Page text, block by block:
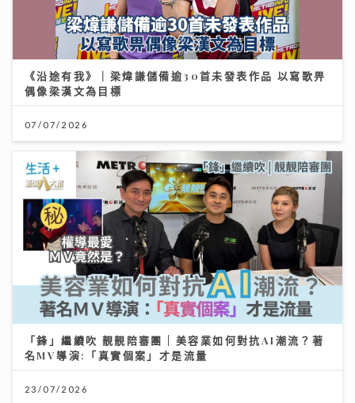
《沿途有我》｜梁煒謙儲備逾30首未發表作品 以寫歌畀
偶像梁漢文為目標
07/07/2026
「鋒」繼續吹 靚靚陪審團 | 美容業如何對抗AI潮流？著
名MV導演:「真實個案」才是流量
23/07/2026